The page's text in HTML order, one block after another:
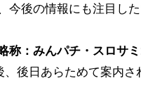
後の情報にも注目した
称：みんパチ・スロサ
後日あらためて案内さ